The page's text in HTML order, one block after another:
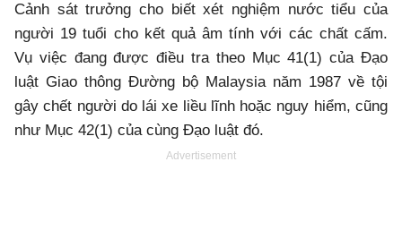
Cảnh sát trưởng cho biết xét nghiệm nước tiểu của
người 19 tuổi cho kết quả âm tính với các chất cấm.
Vụ việc đang được điều tra theo Mục 41(1) của Đạo
luật Giao thông Đường bộ Malaysia năm 1987 về tội
gây chết người do lái xe liều lĩnh hoặc nguy hiểm, cũng
như Mục 42(1) của cùng Đạo luật đó.
Advertisement